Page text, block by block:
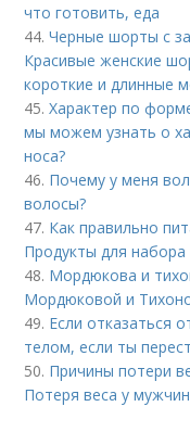
что готовить, еда
44.Черные шорты с
Красивые женские
короткие и длинные
45.Характер по
мы можем узнать о
носа?
46. Почему у меня
волосы?
47. Как правильно
Продукты для
48. Мордюкова и
Мордюковой и
49. Если отказаться
телом, если ты
50. Причины потери
Потеря веса у